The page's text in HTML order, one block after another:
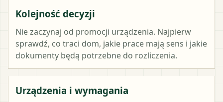
Kolejność decyzji
Nie zaczynaj od promocji urządzenia. Najpierw
sprawdź, co traci dom, jakie prace mają sens i jakie
dokumenty będą potrzebne do rozliczenia.
Urządzenia i wymagania